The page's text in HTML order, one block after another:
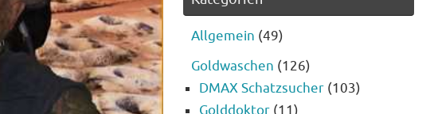
Allgemein (49)
Goldwaschen (126)
DMAX Schatzsucher (103)
Golddoktor (11)